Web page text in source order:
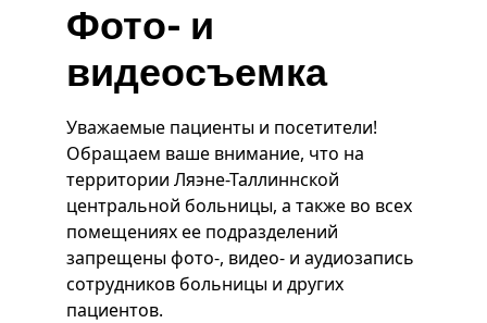
Фото- и
видеосъемка
Уважаемые пациенты и посетители!
Обращаем ваше внимание, что на
территории Ляэне-Таллиннской
центральной больницы, а также во всех
помещениях ее подразделений
запрещены фото-, видео- и аудиозапись
сотрудников больницы и других
пациентов.